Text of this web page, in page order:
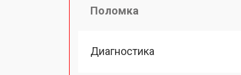
Поломка
Диагностика